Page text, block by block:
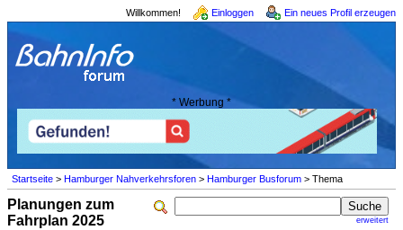
Willkommen! Einloggen Ein neues Profil erzeugen
* Werbung *
Startseite > Hamburger Nahverkehrsforen > Hamburger Busforum > Thema
erweitert
Planungen zum
Fahrplan 2025